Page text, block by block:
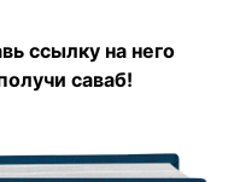
ссылку на него
саваб!